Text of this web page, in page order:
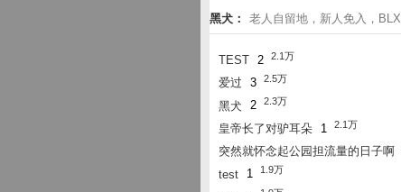
黑犬： 老人自留地，新人免入，
TEST 2 2.1万
爱过 3 2.5万
黑犬 2 2.3万
皇帝长了对驴耳朵 1 2.1万
突然就怀念起公园担流量的日子啊
test 1 1.9万